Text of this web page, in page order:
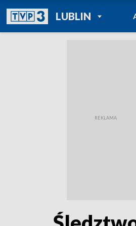
LUBLINPOWRÓT DO
TVP REGIONY